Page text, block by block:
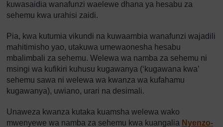
kuwasaidia wanafunzi waelewe dhana ya hesabu za
sehemu kwa urahisi zaidi.
Pia, kwa kutumia vikundi na kuwaambia wanafunzi wajadili
mahitimisho yao, utakuwa umewaonesha hesabu
mbalimbali za sehemu. Welewa wa namba za sehemu ni
msingi wa kufikiri kuhusu kugawanya (‘kugawana kwa’
sehemu sawa ni welewa wa kwanza wa kufahamu
kugawanya), uwiano, urari na desimali.
Unaweza kwanza kutaka kuamsha welewa wako
mwenyewe wa namba za sehemu kwa kuangalia Nyenzo-